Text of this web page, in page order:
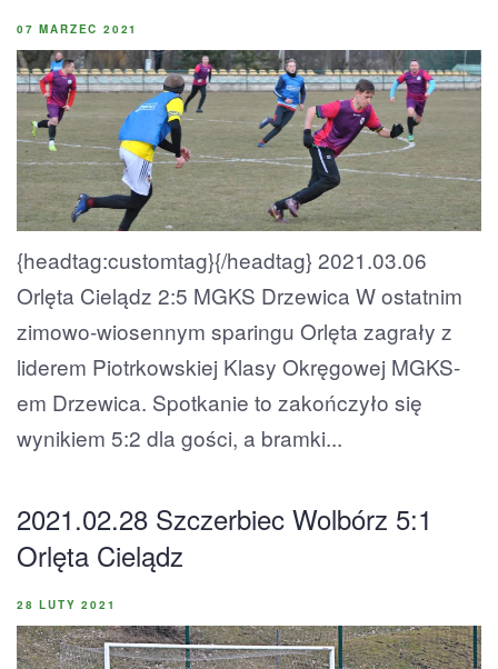
07 MARZEC 2021
{headtag:customtag}{/headtag} 2021.03.06
Orlęta Cielądz 2:5 MGKS Drzewica W ostatnim
zimowo-wiosennym sparingu Orlęta zagrały z
liderem Piotrkowskiej Klasy Okręgowej MGKS-
em Drzewica. Spotkanie to zakończyło się
wynikiem 5:2 dla gości, a bramki...
2021.02.28 Szczerbiec Wolbórz 5:1
Orlęta Cielądz
28 LUTY 2021